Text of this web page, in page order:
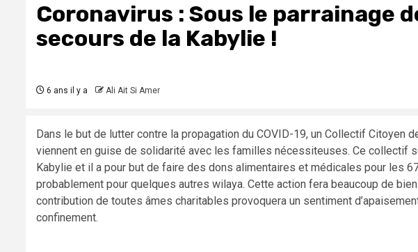
Coronavirus : Sous le parrainage
secours de la Kabylie !
6 ans il y a Ali Ait Si Amer
Dans le but de lutter contre la propagation du COVID-19, un Collectif Citoyen
viennent en guise de solidarité avec les familles nécessiteuses. Ce collectif
Kabylie et il a pour but de faire des dons alimentaires et médicales pour les
probablement pour quelques autres wilaya. Cette action fera beaucoup de
contribution de toutes âmes charitables provoquera un sentiment
confinement.